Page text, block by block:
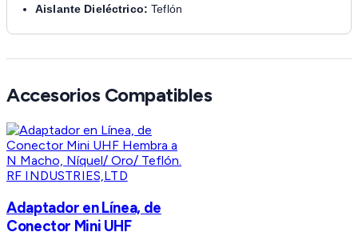
Aislante Dieléctrico: Teflón
Accesorios Compatibles
RF INDUSTRIES,LTD
Adaptador en Línea, de
Conector Mini UHF